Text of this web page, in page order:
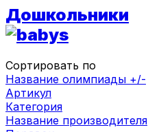
Дошкольники
Сортировать по
Название олимпиады +/-
Артикул
Категория
Название производителя